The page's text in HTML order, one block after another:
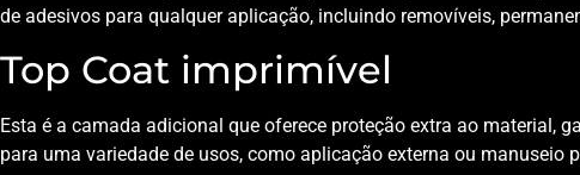
de adesivos para qualquer aplicação, incluindo removíveis,
Top Coat imprimível
Esta é a camada adicional que oferece proteção extra ao material,
para uma variedade de usos, como aplicação externa ou manuseio